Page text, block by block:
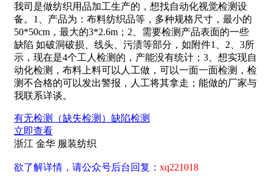
我司是做纺织用品加工生产的，想找自动化视觉检测设
备。1、产品为：布料纺织品等，多种规格尺寸，最小的
50*50cm，最大的3*2.6m；2、需要检测产品表面的一些
缺陷 如破洞破损、线头、污渍等部分，如附件1、2、3所
示，现在是4个工人检测的，产能没有统计；3、想实现自
动化检测，布料上料可以人工做，可以一面一面检测，检
测不合格的可以发出警报，人工将其拿走；能做的厂家与
我联系详谈。
有无检测（缺失检测） 缺陷检测
立即查看
浙江 金华 服装纺织
欲了解详情，请公众号后台回复： xq221018